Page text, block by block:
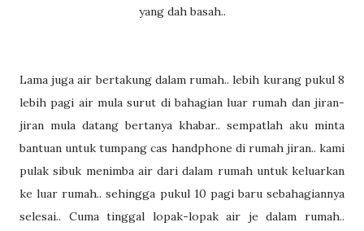
yang dah basah..
Lama juga air bertakung dalam rumah.. lebih kurang pukul 8
lebih pagi air mula surut di bahagian luar rumah dan jiran-
jiran mula datang bertanya khabar.. sempatlah aku minta
bantuan untuk tumpang cas handphone di rumah jiran.. kami
pulak sibuk menimba air dari dalam rumah untuk keluarkan
ke luar rumah.. sehingga pukul 10 pagi baru sebahagiannya
selesai.. Cuma tinggal lopak-lopak air je dalam rumah..